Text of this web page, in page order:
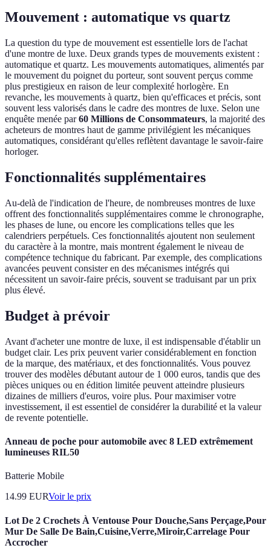
Mouvement : automatique vs quartz
La question du type de mouvement est essentielle lors de l'achat
d'une montre de luxe. Deux grands types de mouvements existent :
automatique et quartz. Les mouvements automatiques, alimentés par
le mouvement du poignet du porteur, sont souvent perçus comme
plus prestigieux en raison de leur complexité horlogère. En
revanche, les mouvements à quartz, bien qu'efficaces et précis, sont
souvent less valorisés dans le cadre des montres de luxe. Selon une
enquête menée par60 Millions de Consommateurs, la majorité des
acheteurs de montres haut de gamme privilégient les mécaniques
automatiques, considérant qu'elles reflètent davantage le savoir-faire
horloger.
Fonctionnalités supplémentaires
Au-delà de l'indication de l'heure, de nombreuses montres de luxe
offrent des fonctionnalités supplémentaires comme le chronographe,
les phases de lune, ou encore les complications telles que les
calendriers perpétuels. Ces fonctionnalités ajoutent non seulement
du caractère à la montre, mais montrent également le niveau de
compétence technique du fabricant. Par exemple, des complications
avancées peuvent consister en des mécanismes intégrés qui
nécessitent un savoir-faire précis, souvent se traduisant par un prix
plus élevé.
Budget à prévoir
Avant d'acheter une montre de luxe, il est indispensable d'établir un
budget clair. Les prix peuvent varier considérablement en fonction
de la marque, des matériaux, et des fonctionnalités. Vous pouvez
trouver des modèles débutant autour de 1 000 euros, tandis que des
pièces uniques ou en édition limitée peuvent atteindre plusieurs
dizaines de milliers d'euros, voire plus. Pour maximiser votre
investissement, il est essentiel de considérer la durabilité et la valeur
de revente potentielle.
Anneau de poche pour automobile avec 8 LED extrêmement
lumineuses RIL50
Batterie Mobile
14.99 EURVoir le prix
Lot De 2 Crochets À Ventouse Pour Douche,Sans Perçage,Pour
Mur De Salle De Bain,Cuisine,Verre,Miroir,Carrelage Pour
Accrocher